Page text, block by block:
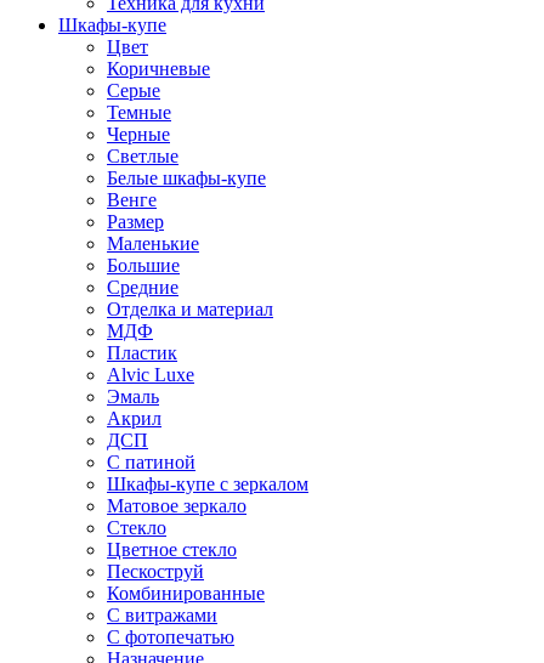
Шкафы-купе
Цвет
Коричневые
Серые
Темные
Черные
Светлые
Белые шкафы-купе
Венге
Размер
Маленькие
Большие
Средние
Отделка и материал
МДФ
Пластик
Alvic Luxe
Эмаль
Акрил
ДСП
С патиной
Шкафы-купе с зеркалом
Матовое зеркало
Стекло
Цветное стекло
Пескоструй
Комбинированные
С витражами
С фотопечатью
Назначение